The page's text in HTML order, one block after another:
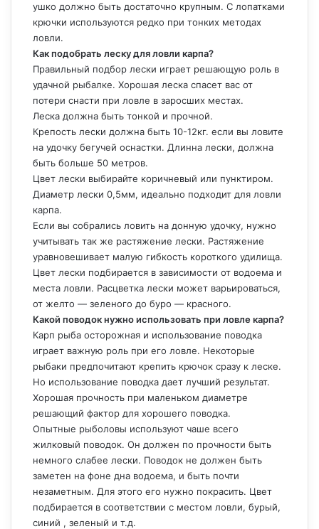
ушко должно быть достаточно крупным. С лопатками
крючки используются редко при тонких методах
ловли.
Как подобрать леску для ловли карпа?
Правильный подбор лески играет решающую роль в
удачной рыбалке. Хорошая леска спасет вас от
потери снасти при ловле в заросших местах.
Леска должна быть тонкой и прочной.
Крепость лески должна быть 10-12кг. если вы ловите
на удочку бегучей оснастки. Длинна лески, должна
быть больше 50 метров.
Цвет лески выбирайте коричневый или пунктиром.
Диаметр лески 0,5мм, идеально подходит для ловли
карпа.
Если вы собрались ловить на донную удочку, нужно
учитывать так же растяжение лески. Растяжение
уравновешивает малую гибкость короткого удилища.
Цвет лески подбирается в зависимости от водоема и
места ловли. Расцветка лески может варьироваться,
от желто — зеленого до буро — красного.
Какой поводок нужно использовать при ловле карпа?
Карп рыба осторожная и использование поводка
играет важную роль при его ловле. Некоторые
рыбаки предпочитают крепить крючок сразу к леске.
Но использование поводка дает лучший результат.
Хорошая прочность при маленьком диаметре
решающий фактор для хорошего поводка.
Опытные рыболовы используют чаше всего
жилковый поводок. Он должен по прочности быть
немного слабее лески. Поводок не должен быть
заметен на фоне дна водоема, и быть почти
незаметным. Для этого его нужно покрасить. Цвет
подбирается в соответствии с местом ловли, бурый,
синий , зеленый и т.д.